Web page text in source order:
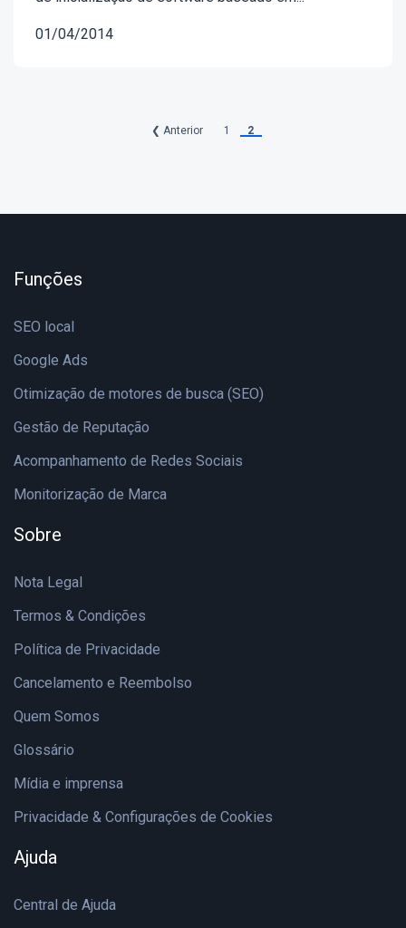
01/04/2014
❮ Anterior 1 2
Funções
SEO local
Google Ads
Otimização de motores de busca (SEO)
Gestão de Reputação
Acompanhamento de Redes Sociais
Monitorização de Marca
Sobre
Nota Legal
Termos & Condições
Política de Privacidade
Cancelamento e Reembolso
Quem Somos
Glossário
Mídia e imprensa
Privacidade & Configurações de Cookies
Ajuda
Central de Ajuda